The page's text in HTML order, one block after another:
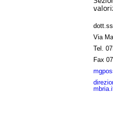
Via
Tel.
Fax